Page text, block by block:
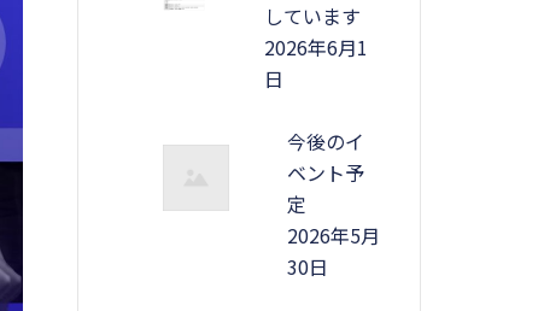
しています
2026年6月1
日
今後のイ
ベント予
定
2026年5月
30日